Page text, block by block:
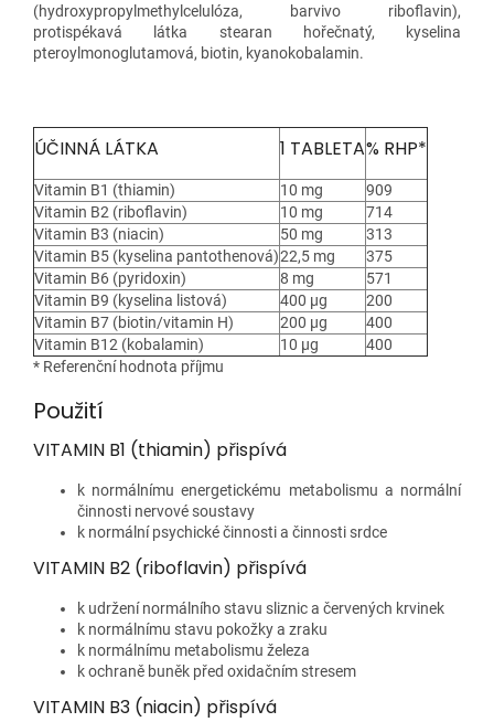
(hydroxypropylmethylcelulóza, barvivo riboflavin),
protispékavá látka stearan hořečnatý, kyselina
pteroylmonoglutamová, biotin, kyanokobalamin.
ÚČINNÁ LÁTKA 1 TABLETA% RHP*
Vitamin B1 (thiamin) 10 mg
909
Vitamin B2 (riboflavin)
10 mg
714
Vitamin B3 (niacin)
50 mg
313
Vitamin B5 (kyselina pantothenová)22,5 mg
375
Vitamin B6 (pyridoxin)
8 mg
571
Vitamin B9 (kyselina listová)
400 µg
200
Vitamin B7 (biotin/vitamin H)
200 µg
400
Vitamin B12 (kobalamin)
10 µg
400
* Referenční hodnota příjmu
Použití
VITAMIN B1 (thiamin) přispívá
k normálnímu energetickému metabolismu a normální
činnosti nervové soustavy
k normální psychické činnosti a činnosti srdce
VITAMIN B2 (riboflavin) přispívá
k udržení normálního stavu sliznic a červených krvinek
k normálnímu stavu pokožky a zraku
k normálnímu metabolismu železa
k ochraně buněk před oxidačním stresem
VITAMIN B3 (niacin) přispívá